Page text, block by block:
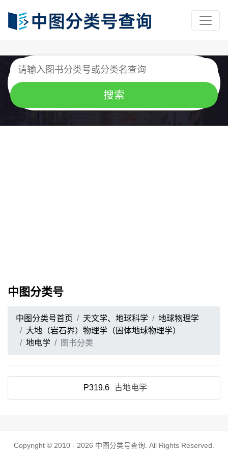
中图分类号
中图分类号首页 天文学、地球科学
地球物理学
大地（岩石界）物理学（固体地球物理学）
地电学
图书分类
P319.6 古地电学
Copyright © 2010 - 2026 中图分类号查询 . All Rights Reserved.